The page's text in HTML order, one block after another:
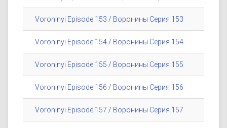
Voroninyi Episode 153 / Воронины Серия 153
Voroninyi Episode 154 / Воронины Серия 154
Voroninyi Episode 155 / Воронины Серия 155
Voroninyi Episode 156 / Воронины Серия 156
Voroninyi Episode 157 / Воронины Серия 157